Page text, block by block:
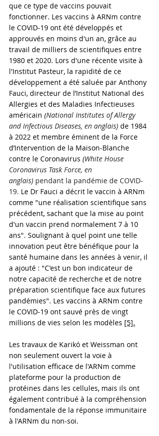
que ce type de vaccins pouvait
fonctionner. Les vaccins à ARNm contre
le COVID-19 ont été développés et
approuvés en moins d'un an, grâce au
travail de milliers de scientifiques entre
1980 et 2020. Lors d'une récente visite à
l'Institut Pasteur, la rapidité de ce
développement a été saluée par Anthony
Fauci, directeur de l’Institut National des
Allergies et des Maladies Infectieuses
américain (National Institutes of Allergy
and Infectious Diseases, en anglais) de 1984
à 2022 et membre éminent de la Force
d’Intervention de la Maison-Blanche
contre le Coronavirus (White House
Coronavirus Task Force, en
anglais) pendant la pandémie de COVID-
19. Le Dr Fauci a décrit le vaccin à ARNm
comme "une réalisation scientifique sans
précédent, sachant que la mise au point
d'un vaccin prend normalement 7 à 10
ans". Soulignant à quel point une telle
innovation peut être bénéfique pour la
santé humaine dans les années à venir, il
a ajouté : "C'est un bon indicateur de
notre capacité de recherche et de notre
préparation scientifique face aux futures
pandémies". Les vaccins à ARNm contre
le COVID-19 ont sauvé près de vingt
millions de vies selon les modèles [5].
Les travaux de Karikó et Weissman ont
non seulement ouvert la voie à
l'utilisation efficace de l'ARNm comme
plateforme pour la production de
protéines dans les cellules, mais ils ont
également contribué à la compréhension
fondamentale de la réponse immunitaire
à l'ARNm du non-soi.